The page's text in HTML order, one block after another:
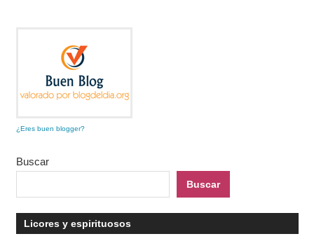
¿Eres buen blogger?
Buscar
Buscar
Licores y espirituosos